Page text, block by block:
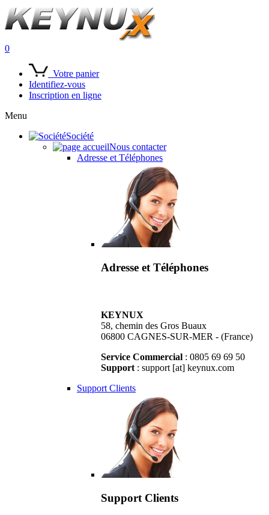
0
Votre panier
Identifiez-vous
Inscription en ligne
Menu
Société
Nous contacter
Adresse et Téléphones
Adresse et Téléphones
KEYNUX
58, chemin des Gros Buaux
06800 CAGNES-SUR-MER - (France)
Service Commercial : 0805 69 69 50
Support : support [at] keynux.com
Support Clients
Support Clients